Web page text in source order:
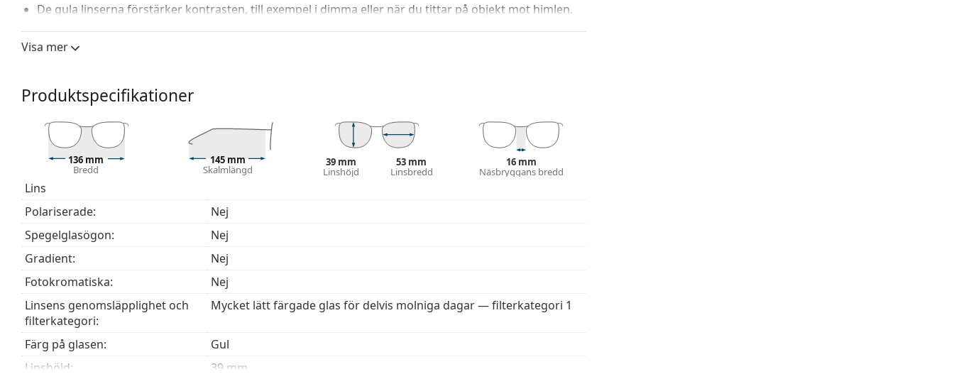
De gula linserna förstärker kontrasten, till exempel i dimma eller när du tittar på objekt mot himlen.
Solglasögonen har UV 400-skydd, vilket ger 100 % skydd mot solljus. Solglasögonens linser har ett
därför för svagare solljus eller som vind- och dammskydd.
Vi levererar solglasögonen i originalfodralet. Fodralets färg och utformning kan variera.
Den medföljande putsduken är idealisk för rengöring och skötsel av solglasögon. Observera att vissa
modeller kan komma med en tygpåse i stället för en putsduk.
Upptäck hela vårt
Visa mer
Produktspecifikationer
136 mm
Bredd
145 mm
Skalmlängd
39 mm
Linshöjd
53 mm
Linsbredd
16 mm
Näsbryggans bredd
Lins
Polariserade:
Nej
Spegelglasögon:
Nej
Gradient:
Nej
Fotokromatiska:
Nej
Linsens genomsläpplighet och
filterkategori:
Mycket lätt färgade glas för delvis molniga dagar — filterkategori 1
Färg på glasen:
Gul
Linshöjd:
39 mm